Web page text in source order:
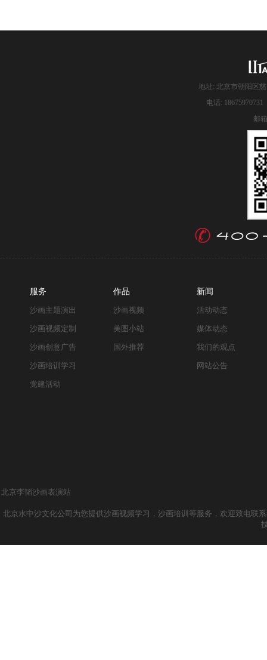
地址: 北京市朝阳区
电话:
邮
服务
沙画主题演出
沙画视频定制
沙画创意广告
沙画培训学习
党建活动
作品
沙画视频
美图小站
国外推荐
新闻
活动动态
媒体动态
我们的观点
网站公告
北京李韬沙画表演站
北京水中沙文化公司为您提供沙画视频学习，沙画培训等服务，欢迎致电联